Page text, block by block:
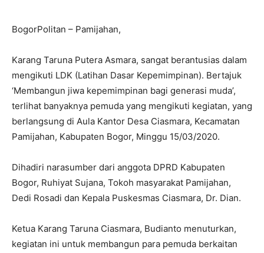
BogorPolitan – Pamijahan,
Karang Taruna Putera Asmara, sangat berantusias dalam
mengikuti LDK (Latihan Dasar Kepemimpinan). Bertajuk
‘Membangun jiwa kepemimpinan bagi generasi muda’,
terlihat banyaknya pemuda yang mengikuti kegiatan, yang
berlangsung di Aula Kantor Desa Ciasmara, Kecamatan
Pamijahan, Kabupaten Bogor, Minggu 15/03/2020.
Dihadiri narasumber dari anggota DPRD Kabupaten
Bogor, Ruhiyat Sujana, Tokoh masyarakat Pamijahan,
Dedi Rosadi dan Kepala Puskesmas Ciasmara, Dr. Dian.
Ketua Karang Taruna Ciasmara, Budianto menuturkan,
kegiatan ini untuk membangun para pemuda berkaitan